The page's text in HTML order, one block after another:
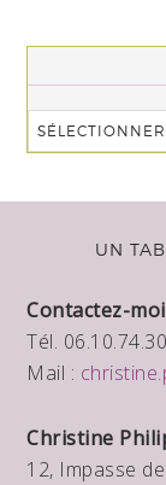
UN
Contactez-
Tél.
Mail :
Christine
12, Impasse